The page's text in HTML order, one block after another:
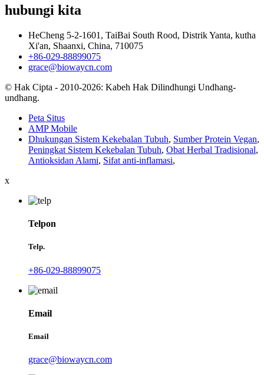
hubungi kita
HeCheng 5-2-1601, TaiBai South Rood, Distrik Yanta, kutha
Xi'an, Shaanxi, China, 710075
+86-029-88899075
grace@biowaycn.com
© Hak Cipta - 2010-2026: Kabeh Hak Dilindhungi Undhang-
undhang.
Peta Situs
AMP Mobile
Dhukungan Sistem Kekebalan Tubuh, Sumber Protein Vegan,
Peningkat Sistem Kekebalan Tubuh, Obat Herbal Tradisional,
Antioksidan Alami, Sifat anti-inflamasi,
x
Telpon
Telp.
+86-029-88899075
Email
Email
grace@biowaycn.com